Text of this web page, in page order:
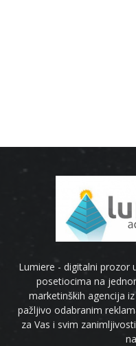
Lumiere - digitalni prozor
posetiocima na
marketinških agencija
pažljivo odabranim
za Vas i svim